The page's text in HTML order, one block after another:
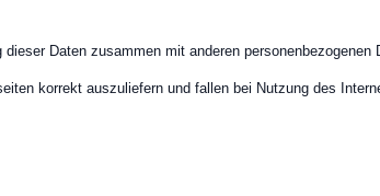
Daten zusammen mit anderen
korrekt auszuliefern und fallen bei Nutzung des